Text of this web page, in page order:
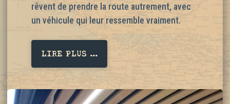
rêvent de prendre la route autrement, avec
un véhicule qui leur ressemble vraiment.
LIRE PLUS ...